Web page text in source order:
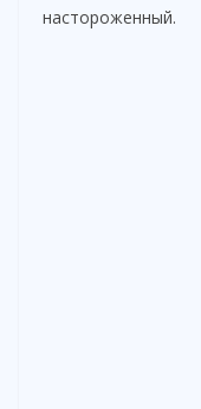
настороженный.